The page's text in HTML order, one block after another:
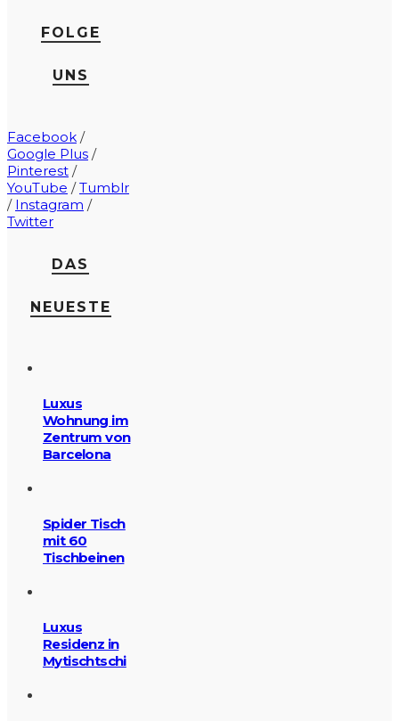
FOLGE
UNS
Facebook /
Google Plus /
Pinterest /
YouTube /Tumblr
/ Instagram /
Twitter
DAS
NEUESTE
Luxus
Wohnung im
Zentrum von
Barcelona
Spider Tisch
mit 60
Tischbeinen
Luxus
Residenz in
Mytischtschi